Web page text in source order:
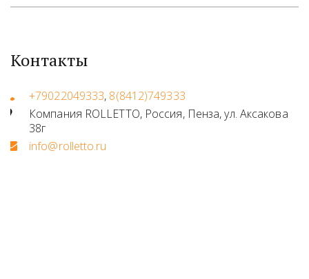
Контакты
+79022049333, 8(8412)749333
Компания ROLLETTO, Россия, Пенза,ул. Аксакова
38г
info@rolletto.ru